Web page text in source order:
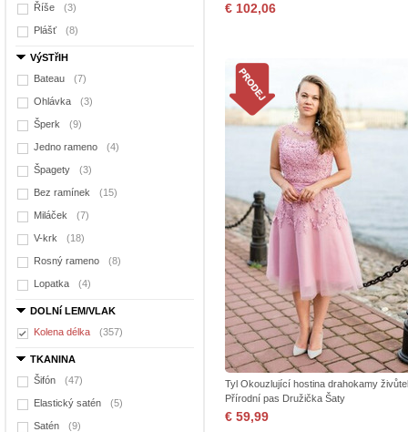
Říše (3)
Plášť (8)
VýSTřIH
Bateau
(7)
Ohlávka (3)
Šperk (9)
Jedno rameno (4)
Špagety (3)
Bez ramínek (15)
Miláček (7)
V-krk (18)
Rosný rameno (8)
Lopatka (4)
DOLNí LEM/VLAK
Kolena délka
(357)
TKANINA
Šifón
(47)
Elastický satén (5)
Satén (9)
€ 102,06
Tyl Okouzlující hostina drahokamy
Přírodní pas Družička Šaty
€ 59,99